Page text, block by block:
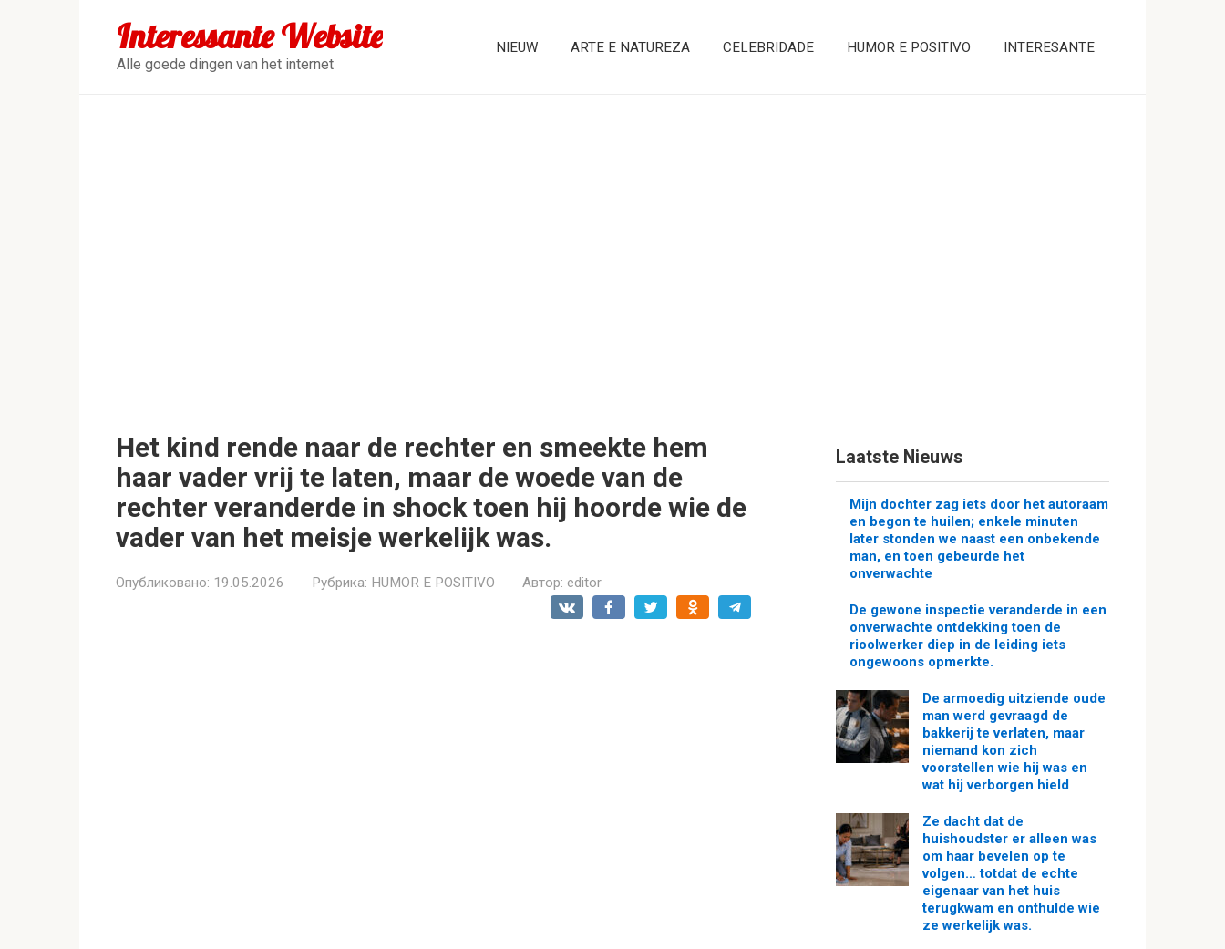
Interessante Website
Alle goede dingen van het internet
NIEUW ARTE E NATUREZA CELEBRIDADE HUMOR E POSITIVO INTERESANTE
Het kind rende naar de rechter en smeekte hem
haar vader vrij te laten, maar de woede van de
rechter veranderde in shock toen hij hoorde wie de
vader van het meisje werkelijk was.
Опубликовано: 19.05.2026 Рубрика: HUMOR E POSITIVO Автор: editor
Laatste Nieuws
Mijn dochter zag iets door het autoraam
en begon te huilen; enkele minuten
later stonden we naast een onbekende
man, en toen gebeurde het
onverwachte
De gewone inspectie veranderde in een
onverwachte ontdekking toen de
rioolwerker diep in de leiding iets
ongewoons opmerkte.
De armoedig uitziende oude
man werd gevraagd de
bakkerij te verlaten, maar
niemand kon zich
voorstellen wie hij was en
wat hij verborgen hield
Ze dacht dat de
huishoudster er alleen was
om haar bevelen op te
volgen… totdat de echte
eigenaar van het huis
terugkwam en onthulde wie
ze werkelijk was.